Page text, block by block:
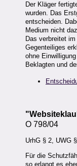
Der Kläger
wurden. Das
entscheiden.
Medium nicht
Das verbreitet
Gegenteiliges
ohne
Beklagten und
O 798/04
UrhG § 2, UWG
Für die
so erlangt es